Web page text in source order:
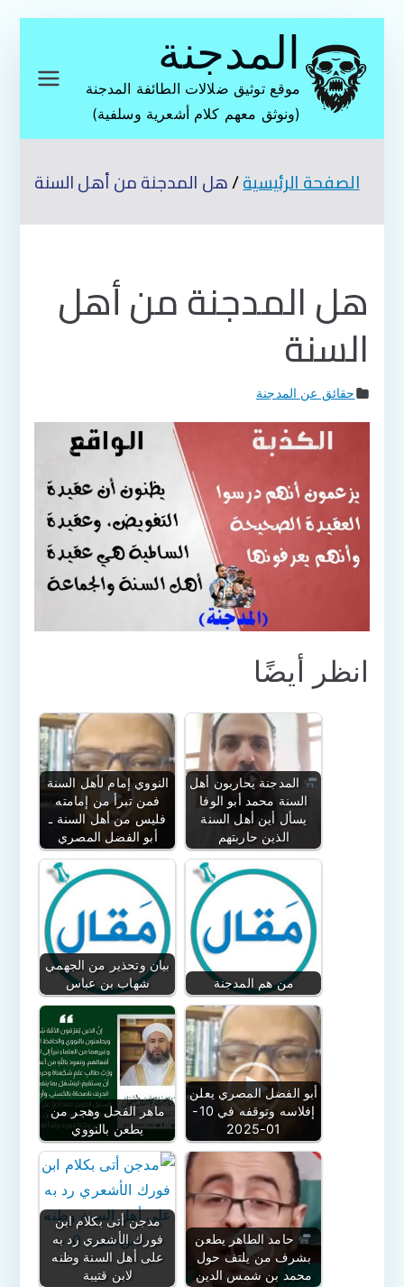
المحتوى
المدجنة
موقع توثيق ضلالات الطائفة المدجنة
(ونوثق معهم كلام أشعرية وسلفية)
الصفحة الرئيسية هل المدجنة من أهل السنة
هل المدجنة من أهل
السنة
حقائق عن المدجنة
انظر أيضًا
النووي إمام لأهل السنة
فمن تبرأ من إمامته
فليس من أهل السنة ـ
أبو الفضل المصري
المدجنة يحاربون أهل
السنة محمد أبو الوفا
يسأل أين أهل السنة
الذين حاربتهم
بيان وتحذير من الجهمي
شهاب بن عباس
من هم المدجنة
ماهر الفحل وهجر من
يطعن بالنووي
أبو الفضل المصري يعلن
إفلاسه وتوقفه في 10-
01-2025
مدجن أتى بكلام ابن
فورك الأشعري رد به
على أهل السنة وظنه
لابن قتيبة
حامد الطاهر يطعن
بشرف من يلتف حول
محمد بن شمس الدين